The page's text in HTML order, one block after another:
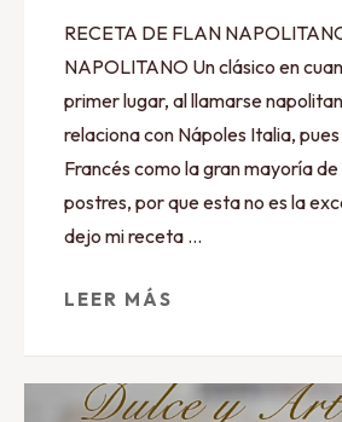
RECETA DE FLAN
NAPOLITANO Un clásico en
primer lugar, al llamarse
relaciona con Nápoles Italia,
Francés como la gran mayoría de
postres, por que esta no es la
dejo mi receta …
LEER MÁS